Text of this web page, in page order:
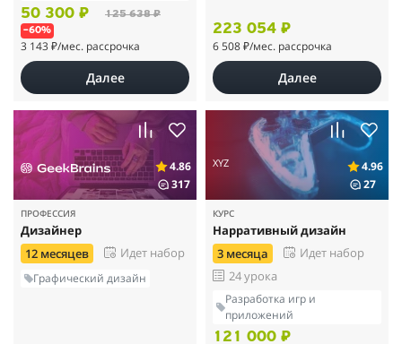
50 300 ₽ 125 638 ₽
–60%
3 143 ₽/мес. рассрочка
Далее
223 054 ₽
6 508 ₽/мес. рассрочка
Далее
4.86
317
ПРОФЕССИЯ
Дизайнер
12 месяцев
Идет набор
Графический дизайн
XYZ
4.96
27
КУРС
Нарративный дизайн
3 месяца
Идет набор
24 урока
Разработка игр и
приложений
121 000 ₽